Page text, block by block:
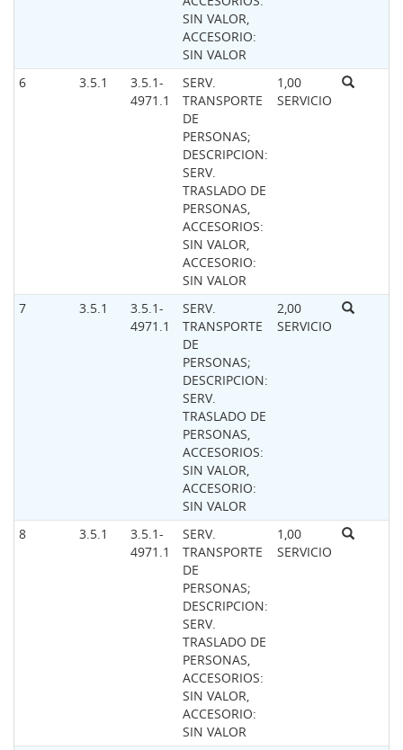
SIN VALOR,
ACCESORIO:
SIN VALOR
6
3.5.1
3.5.1-
4971.1
SERV.
TRANSPORTE
DE
PERSONAS;
DESCRIPCION:
SERV.
TRASLADO DE
PERSONAS,
ACCESORIOS:
SIN VALOR,
ACCESORIO:
SIN VALOR
1,00
SERVICIO
7 3.5.1
3.5.1-
4971.1
SERV.
TRANSPORTE
DE
PERSONAS;
DESCRIPCION:
SERV.
TRASLADO DE
PERSONAS,
ACCESORIOS:
SIN VALOR,
ACCESORIO:
SIN VALOR
2,00
SERVICIO
8 3.5.1
3.5.1-
4971.1
SERV.
TRANSPORTE
DE
PERSONAS;
DESCRIPCION:
SERV.
TRASLADO DE
PERSONAS,
ACCESORIOS:
SIN VALOR,
ACCESORIO:
SIN VALOR
1,00
SERVICIO